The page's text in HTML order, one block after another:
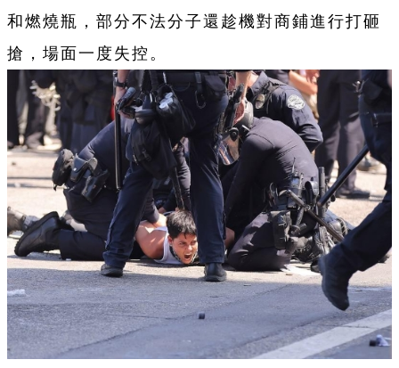
和燃燒瓶，部分不法分子還趁機對商鋪進行打砸
搶，場面一度失控。